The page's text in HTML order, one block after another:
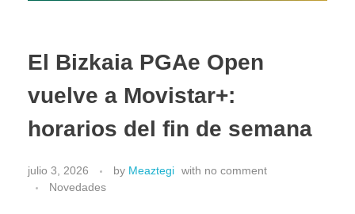
El Bizkaia PGAe Open
vuelve a Movistar+:
horarios del fin de semana
julio 3, 2026 by Meaztegi with no comment
Novedades